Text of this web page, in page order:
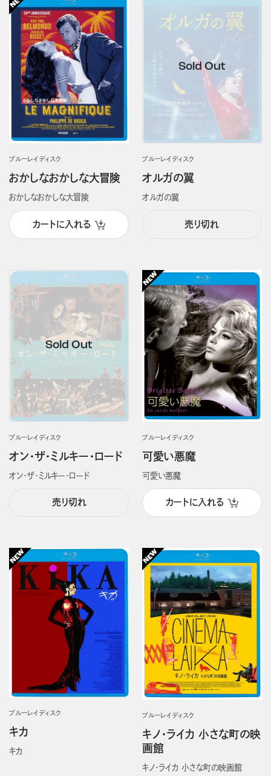
ブルーレイディスク
おかしなおかしな大冒険
おかしなおかしな大冒険
カートに入れる
ブルーレイディスク
オルガの翼
オルガの翼
売り切れ
ブルーレイディスク
オン・ザ・ミルキー・ロード
オン・ザ・ミルキー・ロード
売り切れ
ブルーレイディスク
可愛い悪魔
可愛い悪魔
カートに入れる
ブルーレイディスク
キカ
キカ
ブルーレイディスク
キノ・ライカ 小さな町の映
画館
キノ・ライカ 小さな町の映画館